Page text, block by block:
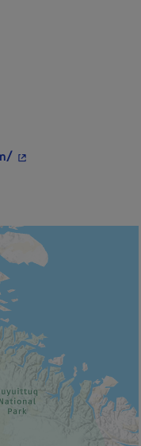
- Cet hyperlien